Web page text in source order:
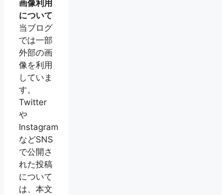
画像利用
について
当ブログ
では一部
外部の画
像を利用
していま
す。
Twitter
や
Instagram
などSNS
で公開さ
れた投稿
について
は、本文